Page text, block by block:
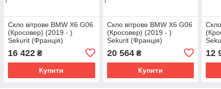
Скло вітрове BMW X6 G06
(Кросовер) (2019 - )
Sekurit (Франція)
16 422 ₴
Купити
Скло вітрове BMW X6 G06
(Кросовер) (2019 - )
Sekurit (Франція)
20 564₴
Купити
12